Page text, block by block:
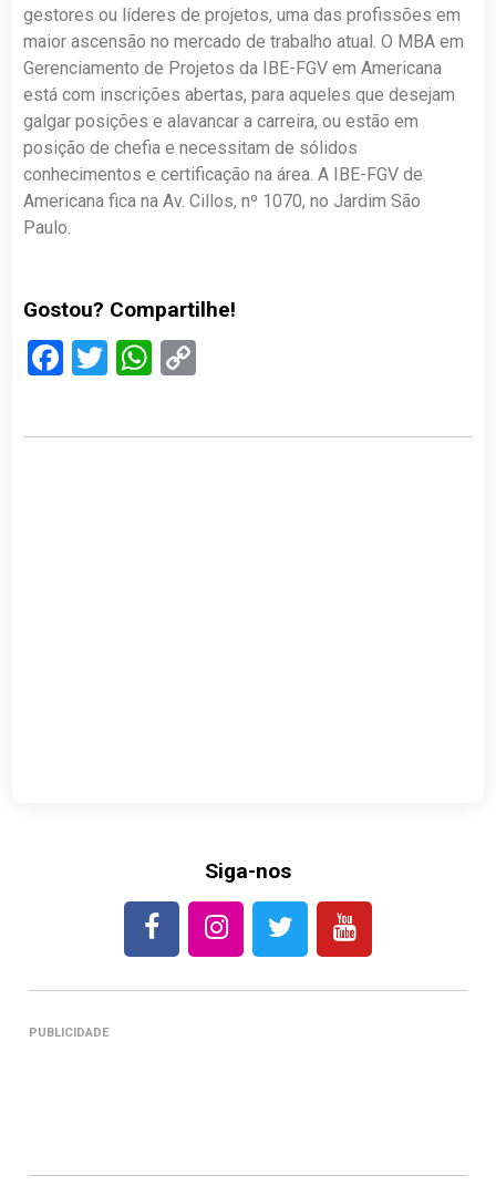
gestores ou líderes de projetos, uma das profissões em
maior ascensão no mercado de trabalho atual. O MBA em
Gerenciamento de Projetos da IBE-FGV em Americana
está com inscrições abertas, para aqueles que desejam
galgar posições e alavancar a carreira, ou estão em
posição de chefia e necessitam de sólidos
conhecimentos e certificação na área. A IBE-FGV de
Americana fica na Av. Cillos, nº 1070, no Jardim São
Paulo.
Gostou? Compartilhe!
Facebook
TwitterWhatsApp
Siga-nos
PUBLICIDADE